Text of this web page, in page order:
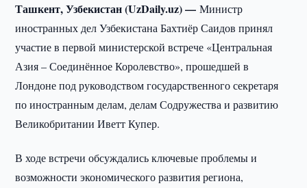
Ташкент, Узбекистан (UzDaily.uz) —Министр
иностранных дел Узбекистана Бахтиёр Саидов принял
участие в первой министерской встрече «Центральная
Азия – Соединённое Королевство», прошедшей в
Лондоне под руководством государственного секретаря
по иностранным делам, делам Содружества и развитию
Великобритании Иветт Купер.
В ходе встречи обсуждались ключевые проблемы и
возможности экономического развития региона,